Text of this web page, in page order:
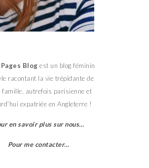
Blog est un blog féminin
racontant la vie trépidante de
famille, autrefois parisienne et
expatriée en Angleterre !
en savoir plus sur nous…
Pour me contacter…